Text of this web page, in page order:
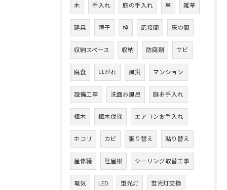
木 手入れ 庭の手入れ 草 雑草
建具 障子 枠 応接間 床の間
収納スペース 収納 防腐剤 サビ
腐食 はがれ 風災 マンション
設備工事 洗面お風呂 庭お手入れ
植木 植木伐採 エアコンお手入れ
ホコリ カビ 張り替え 貼り替え
屋修繕 陸屋根 シーリング取替工事
電気 LED 蛍光灯 蛍光灯交換